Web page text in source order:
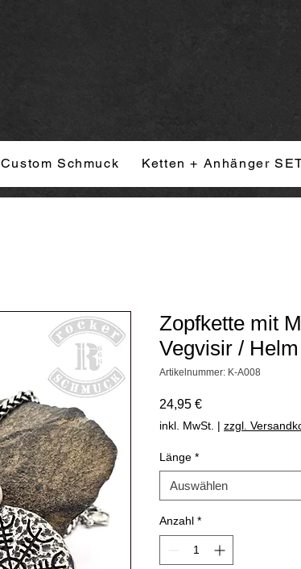
Custom Schmuck Ketten + Anhänger
Zopfkette mit
Vegvisir /
Artikelnummer: K-A008
24,95 €Preis
inkl. MwSt. | zzgl.
Länge *
Auswählen
Anzahl *